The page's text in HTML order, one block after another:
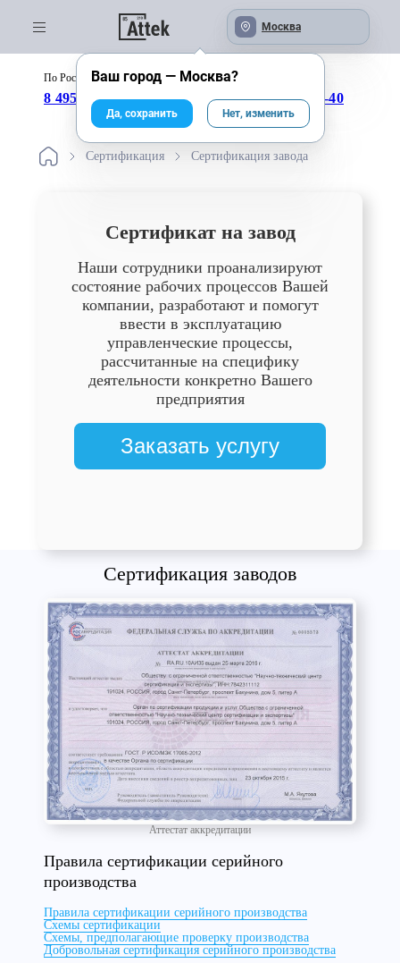
Москва
По России бесплатно:
8 495 246-04-43 8 800 333-25-40
Сертификация Сертификация завода
Сертификат на завод
Наши сотрудники проанализируют
состояние рабочих процессов Вашей
компании, разработают и помогут
ввести в эксплуатацию
управленческие процессы,
рассчитанные на специфику
деятельности конкретно Вашего
предприятия
Заказать услугу
Сертификация заводов
Аттестат аккредитации
Правила сертификации серийного
производства
Правила сертификации серийного производства
Схемы сертификации
Схемы, предполагающие проверку производства
Добровольная сертификация серийного производства
Ваш город — Москва?
Да, сохранить Нет, изменить